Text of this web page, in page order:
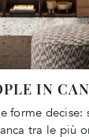
IN
forme
tra le più